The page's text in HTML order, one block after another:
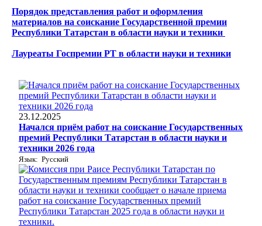
Порядок представления работ и оформления
материалов на соискание Государственной премии
Республики Татарстан в области науки и техники
Лауреаты Госпремии РТ в области науки и техники
23.12.2025
Начался приём работ на соискание Государственных
премий Республики Татарстан в области науки и
техники 2026 года
Язык: Русский